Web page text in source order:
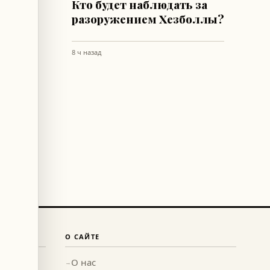
Кто будет наблюдать за
разоружением Хезболлы?
8 ч назад
О САЙТЕ
→ О нас